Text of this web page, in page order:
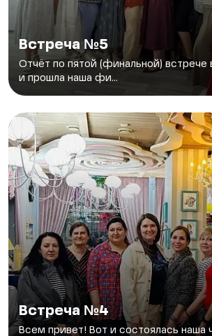
Встреча №5
Отчёт по пятой (финальной) встрече
и прошла наша фи...
Встреча №4
Всем привет! Вот и состоялась наша